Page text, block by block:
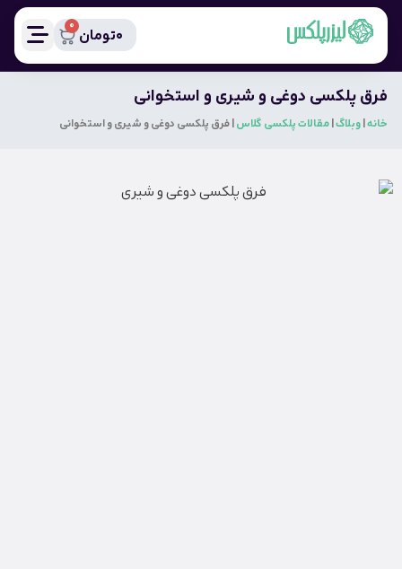
0تومان
0
فرق پلکسی دوغی و شیری و استخوانی
خانه وبلاگ مقالات پلکسی گلاس فرق پلکسی دوغی و شیری و استخوانی